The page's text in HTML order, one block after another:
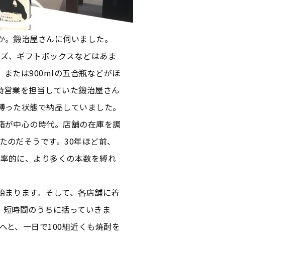
鍛治屋さんに伺いました。
、ギフトボックスなどはあま
または900mlの五合瓶などがほ
業を担当していた鍛治屋さん
た状態で納品していました。
中心の時代。店舗の在庫を調
だそうです。30年ほど前、
的に、より多くの本数を縛れ
ります。そして、各店舗に着
時間のうちに括っていきま
と、一日で100組近くも焼酎を